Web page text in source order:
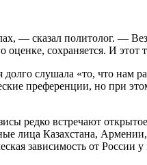
— сказал политолог. —
оценке, сохраняется. И
слушала «то, что нам
преференции, но при
редко встречают
лица Казахстана,
зависимость от России